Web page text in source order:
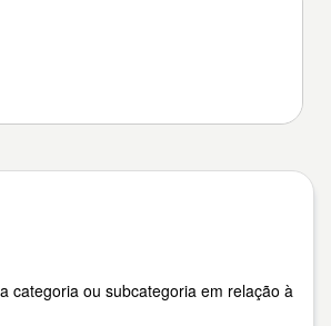
categoria ou subcategoria em relação à